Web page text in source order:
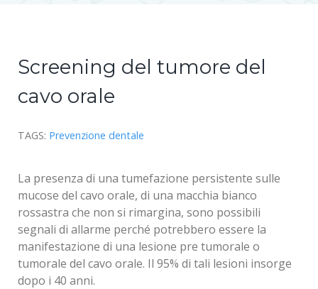
Screening del tumore del
cavo orale
TAGS: Prevenzione dentale
La presenza di una tumefazione persistente sulle
mucose del cavo orale, di una macchia bianco
rossastra che non si rimargina, sono possibili
segnali di allarme perché potrebbero essere la
manifestazione di una lesione pre tumorale o
tumorale del cavo orale. Il 95% di tali lesioni insorge
dopo i 40 anni.